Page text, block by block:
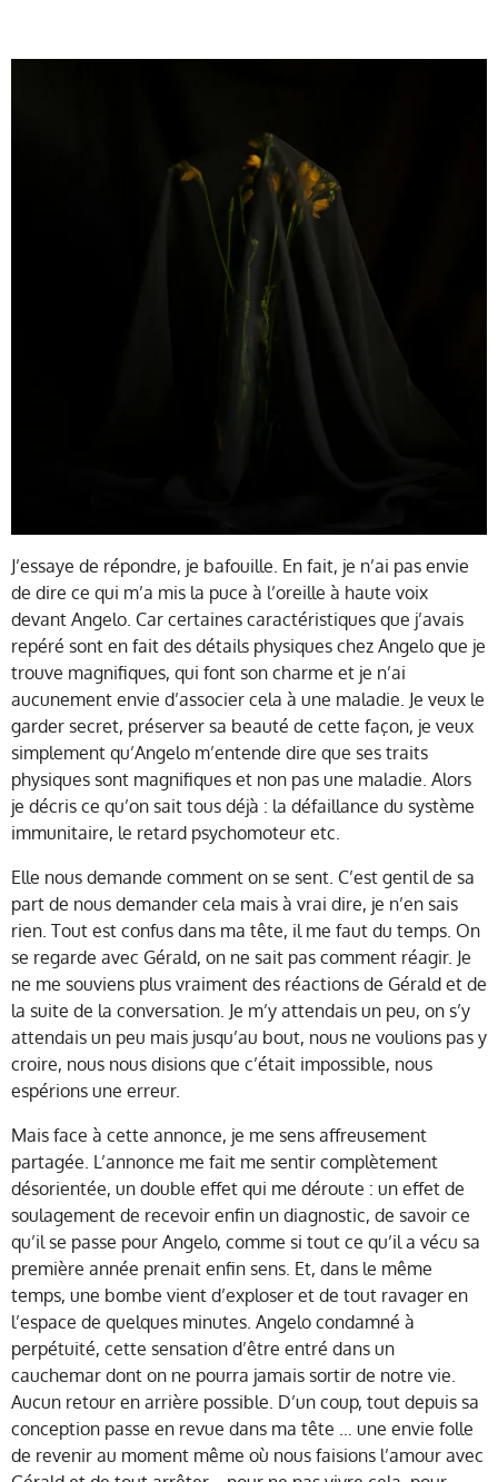
J’essaye de répondre, je bafouille. En fait, je n’ai pas envie
de dire ce qui m’a mis la puce à l’oreille à haute voix
devant Angelo. Car certaines caractéristiques que j’avais
repéré sont en fait des détails physiques chez Angelo que je
trouve magnifiques, qui font son charme et je n’ai
aucunement envie d’associer cela à une maladie. Je veux le
garder secret, préserver sa beauté de cette façon, je veux
simplement qu’Angelo m’entende dire que ses traits
physiques sont magnifiques et non pas une maladie. Alors
je décris ce qu’on sait tous déjà : la défaillance du système
immunitaire, le retard psychomoteur etc.
Elle nous demande comment on se sent. C’est gentil de sa
part de nous demander cela mais à vrai dire, je n’en sais
rien. Tout est confus dans ma tête, il me faut du temps. On
se regarde avec Gérald, on ne sait pas comment réagir. Je
ne me souviens plus vraiment des réactions de Gérald et de
la suite de la conversation. Je m’y attendais un peu, on s’y
attendais un peu mais jusqu’au bout, nous ne voulions pas y
croire, nous nous disions que c’était impossible, nous
espérions une erreur.
Mais face à cette annonce, je me sens affreusement
partagée. L’annonce me fait me sentir complètement
désorientée, un double effet qui me déroute : un effet de
soulagement de recevoir enfin un diagnostic, de savoir ce
qu’il se passe pour Angelo, comme si tout ce qu’il a vécu sa
première année prenait enfin sens. Et, dans le même
temps, une bombe vient d’exploser et de tout ravager en
l’espace de quelques minutes. Angelo condamné à
perpétuité, cette sensation d’être entré dans un
cauchemar dont on ne pourra jamais sortir de notre vie.
Aucun retour en arrière possible. D’un coup, tout depuis sa
conception passe en revue dans ma tête … une envie folle
de revenir au moment même où nous faisions l’amour avec